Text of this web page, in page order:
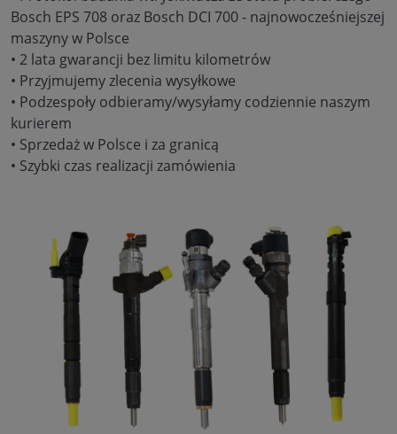
Bosch EPS 708 oraz Bosch DCI 700 - najnowocześniejszej
maszyny w Polsce
• 2 lata gwarancji bez limitu kilometrów
• Przyjmujemy zlecenia wysyłkowe
• Podzespoły odbieramy/wysyłamy codziennie naszym
kurierem
• Sprzedaż w Polsce i za granicą
• Szybki czas realizacji zamówienia